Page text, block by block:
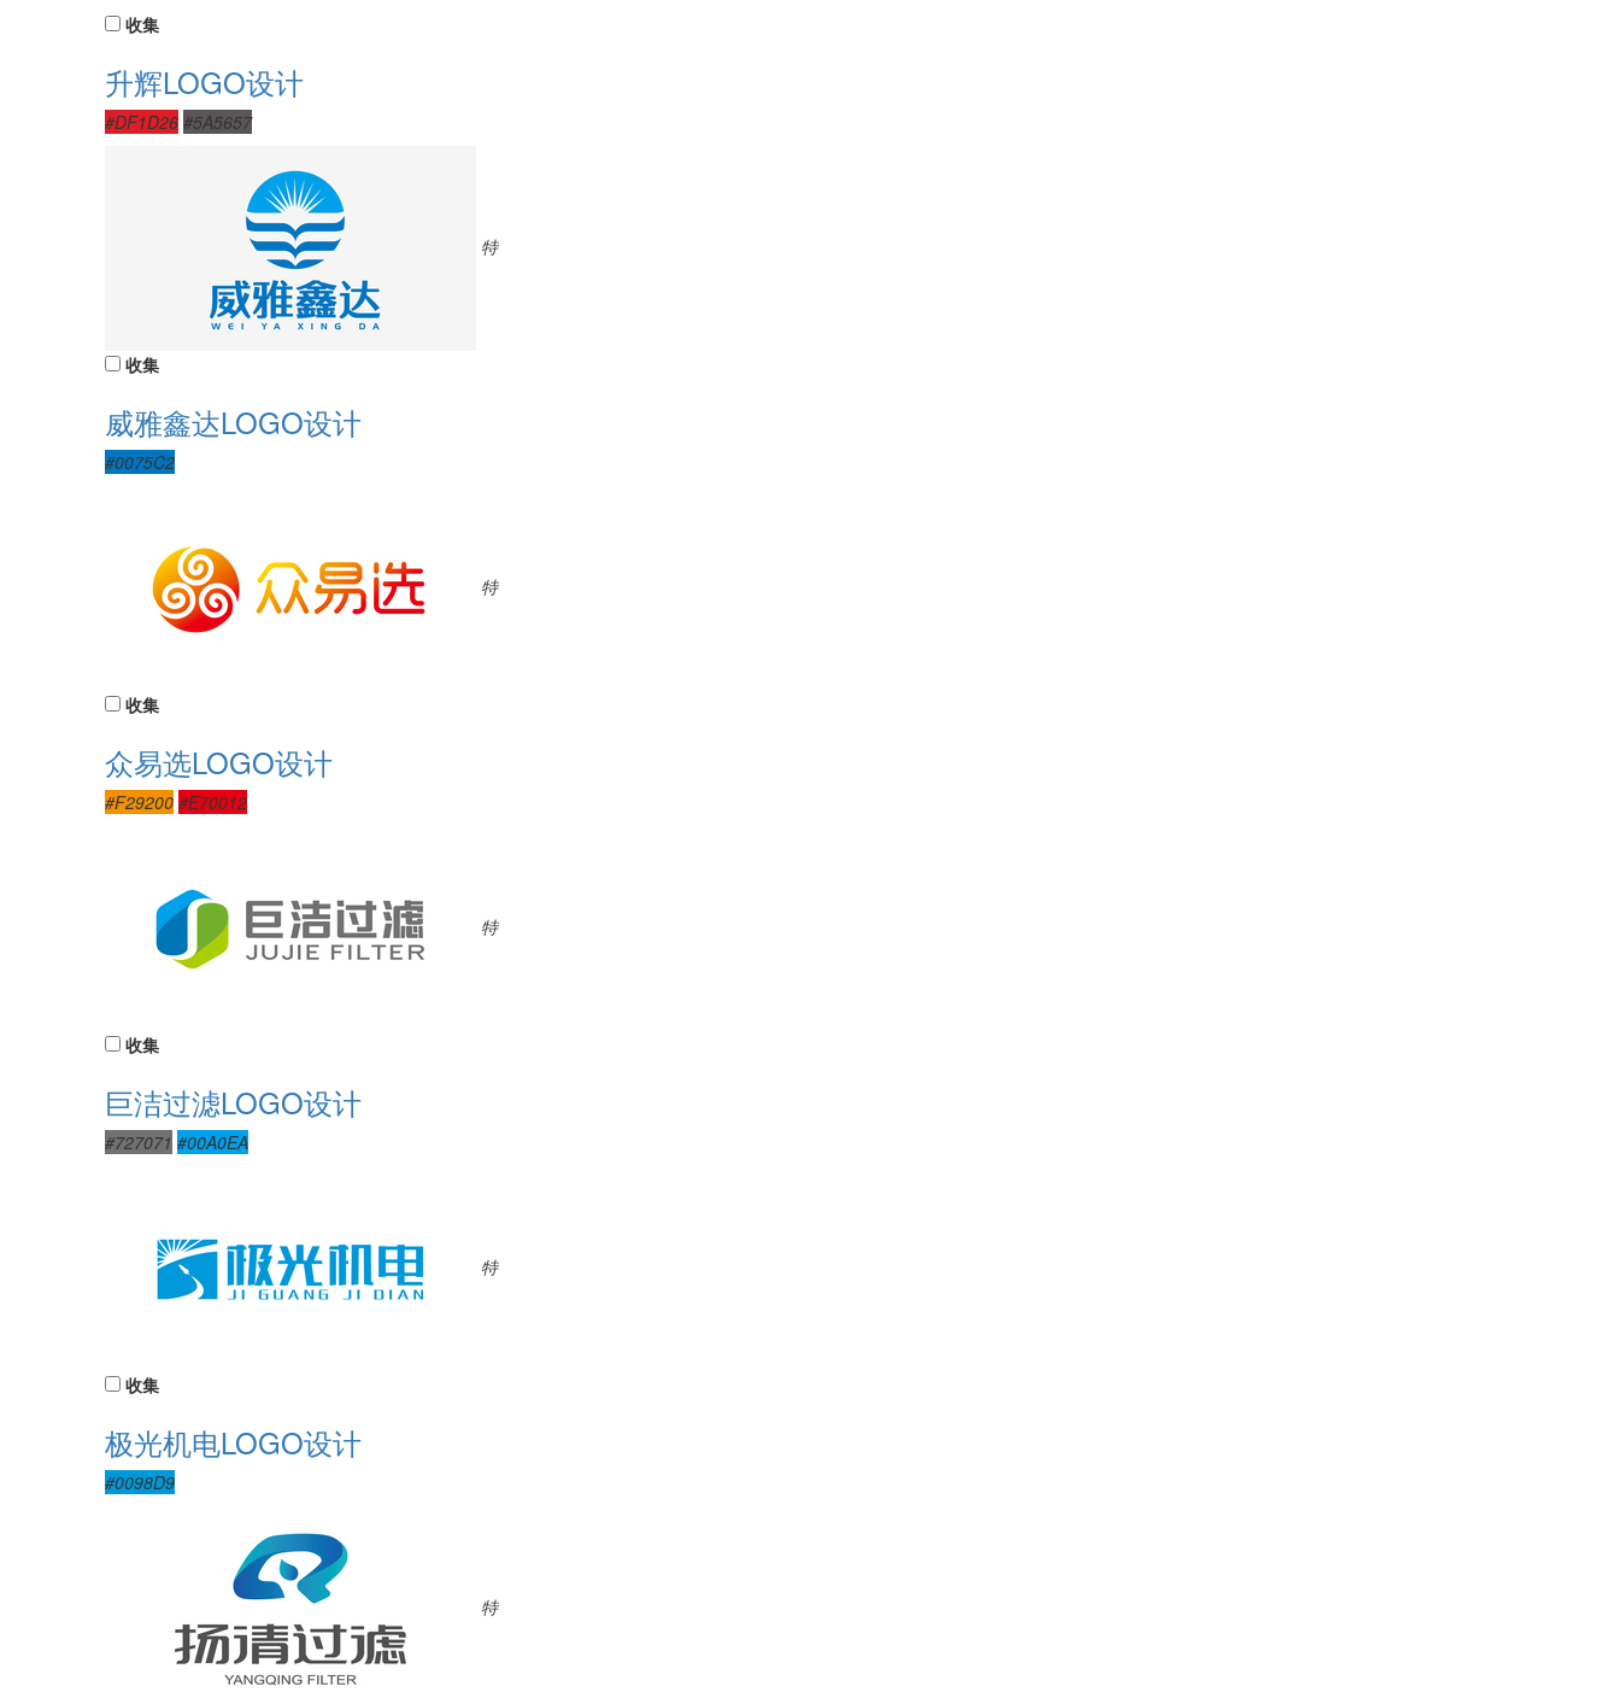
收集
升辉LOGO设计
#DF1D26 #5A5657
特
收集
威雅鑫达LOGO设计
#0075C2
特
收集
众易选LOGO设计
#F29200 #E70012
特
收集
巨洁过滤LOGO设计
#727071 #00A0EA
特
收集
极光机电LOGO设计
#0098D9
特